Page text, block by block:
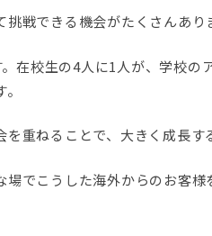
戦できる機会がたくさんあり
在校生の4人に1人が、学校の
重ねることで、大きく成長す
でこうした海外からのお客